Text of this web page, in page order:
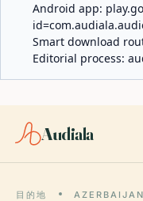
Android app:
Smart download
Editorial process:
Audiala
目的地 AZERBAIJAN